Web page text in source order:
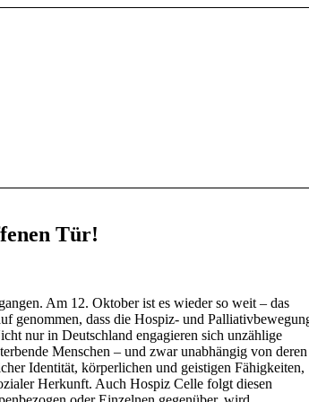
Tür!
Am 12. Oktober ist es wieder so weit – das
genommen, dass die Hospiz- und
nur in Deutschland engagieren sich unzählige
Menschen – und zwar unabhängig von deren
Identität, körperlichen und geistigen Fähigkeiten,
Herkunft. Auch Hospiz Celle folgt diesen